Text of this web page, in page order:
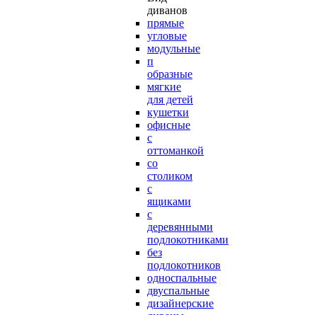
диванов
прямые
угловые
модульные
п
образные
мягкие
для детей
кушетки
офисные
с
оттоманкой
со
столиком
с
ящиками
с
деревянными
подлокотниками
без
подлокотников
односпальные
двуспальные
дизайнерские